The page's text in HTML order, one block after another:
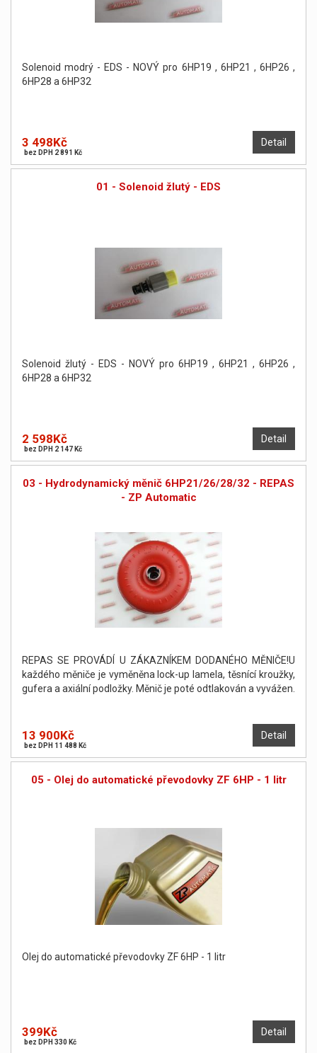
Solenoid modrý - EDS - NOVÝ pro 6HP19 , 6HP21 , 6HP26 ,
6HP28 a 6HP32
Detail
3 498Kč
bez DPH 2 891 Kč
01 - Solenoid žlutý - EDS
Solenoid žlutý - EDS - NOVÝ pro 6HP19 , 6HP21 , 6HP26 ,
6HP28 a 6HP32
Detail
2 598Kč
bez DPH 2 147 Kč
03 - Hydrodynamický měnič 6HP21/26/28/32 - REPAS
- ZP Automatic
REPAS SE PROVÁDÍ U ZÁKAZNÍKEM DODANÉHO MĚNIČE!U
každého měniče je vyměněna lock-up lamela, těsnící kroužky,
gufera a axiální podložky. Měnič je poté odtlakován a vyvážen.
Detail
13 900Kč
bez DPH 11 488 Kč
05 - Olej do automatické převodovky ZF 6HP - 1 litr
Olej do automatické převodovky ZF 6HP - 1 litr
Detail
399Kč
bez DPH 330 Kč